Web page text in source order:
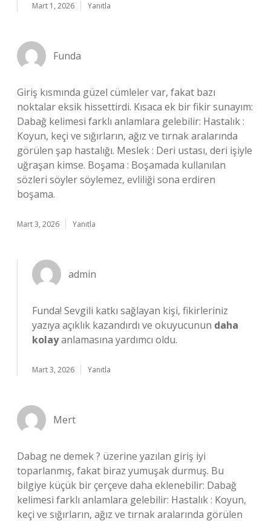
Mart 1, 2026 Yanıtla
Funda
Giriş kısmında güzel cümleler var, fakat bazı
noktalar eksik hissettirdi. Kısaca ek bir fikir sunayım:
Dabağ kelimesi farklı anlamlara gelebilir: Hastalık :
Koyun, keçi ve sığırların, ağız ve tırnak aralarında
görülen şap hastalığı. Meslek : Deri ustası, deri işiyle
uğraşan kimse. Boşama : Boşamada kullanılan
sözleri söyler söylemez, evliliği sona erdiren
boşama.
Mart 3, 2026 Yanıtla
admin
Funda! Sevgili katkı sağlayan kişi, fikirleriniz
yazıya açıklık kazandırdı ve okuyucunun daha
kolayanlamasına yardımcı oldu.
Mart 3, 2026 Yanıtla
Mert
Dabag ne demek ? üzerine yazılan giriş iyi
toparlanmış, fakat biraz yumuşak durmuş. Bu
bilgiye küçük bir çerçeve daha eklenebilir: Dabağ
kelimesi farklı anlamlara gelebilir: Hastalık : Koyun,
keçi ve sığırların, ağız ve tırnak aralarında görülen